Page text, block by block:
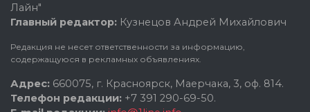
Лайн"
Главный редактор: Кузнецов Андрей Михайлович
Редакция не несет ответственности за информацию,
содержащуюся в рекламных объявлениях.
Адрес: 660075, г. Красноярск, Маерчака, 3, оф. 814.
Телефон редакции: +7 391 290-69-50.